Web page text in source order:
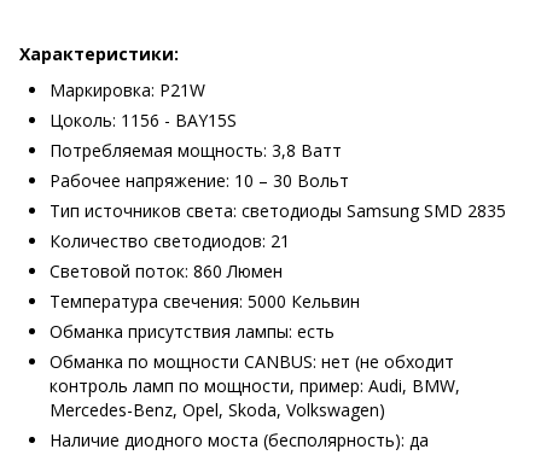
Характеристики:
Маркировка: P21W
Цоколь: 1156 - BAY15S
Потребляемая мощность: 3,8 Ватт
Рабочее напряжение: 10 – 30 Вольт
Тип источников света: светодиоды Samsung SMD 2835
Количество светодиодов: 21
Световой поток: 860 Люмен
Температура свечения: 5000 Кельвин
Обманка присутствия лампы: есть
Обманка по мощности CANBUS: нет (не обходит
контроль ламп по мощности, пример: Audi, BMW,
Mercedes-Benz, Opel, Skoda, Volkswagen)
Наличие диодного моста (бесполярность): да